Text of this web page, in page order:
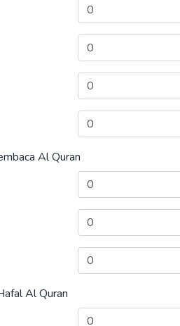
Al Quran
Al Quran